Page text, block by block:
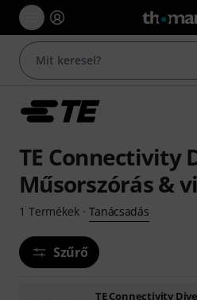
TE Connectivity
Műsorszórás &
1 Termékek· Tanácsadás
Szűrő
TE Connectivity